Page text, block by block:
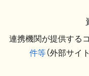
連携機関が提供する
件等（外部サイ